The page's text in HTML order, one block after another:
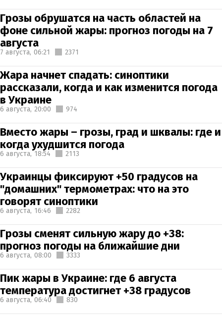
Грозы обрушатся на часть областей на
фоне сильной жары: прогноз погоды на 7
августа
7 августа, 06:21 2371
Жара начнет спадать: синоптики
рассказали, когда и как изменится погода
в Украине
6 августа, 20:00 974
Вместо жары – грозы, град и шквалы: где и
когда ухудшится погода
6 августа, 18:54 2113
Украинцы фиксируют +50 градусов на
"домашних" термометрах: что на это
говорят синоптики
6 августа, 16:46 2282
Грозы сменят сильную жару до +38:
прогноз погоды на ближайшие дни
6 августа, 08:00 3333
Пик жары в Украине: где 6 августа
температура достигнет +38 градусов
6 августа, 06:40 830